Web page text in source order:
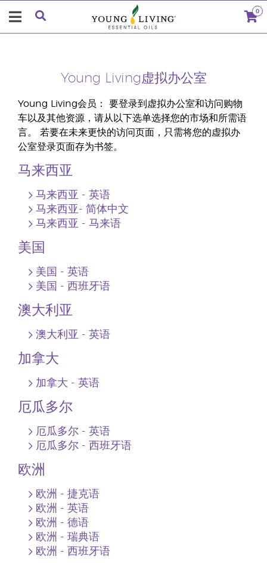
0
Young Living虚拟办公室
Young Living会员： 要登录到虚拟办公室和访问购物
车以及其他资源，请从以下选单选择您的市场和所需语
言。 若要在未来更快的访问页面，只需将您的虚拟办
公室登录页面存为书签。
马来西亚
马来西亚 - 英语
马来西亚- 简体中文
马来西亚 - 马来语
美国
美国 ‐ 英语
美国 ‐ 西班牙语
澳大利亚
澳大利亚 ‐ 英语
加拿大
加拿大 ‐ 英语
厄瓜多尔
厄瓜多尔 ‐ 英语
厄瓜多尔 ‐ 西班牙语
欧洲
欧洲 - 捷克语
欧洲 ‐ 英语
欧洲 ‐ 德语
欧洲 - 瑞典语
欧洲 ‐ 西班牙语